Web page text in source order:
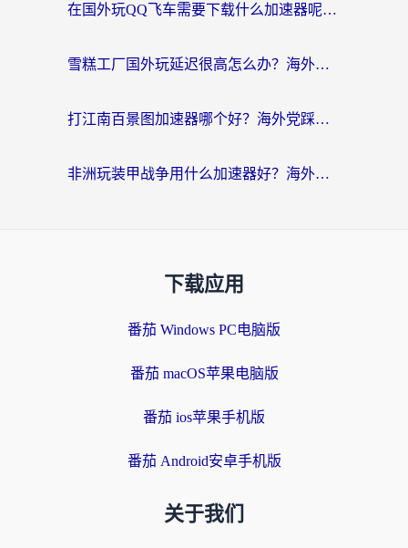
在国外玩QQ飞车需要下载什么加速器呢？海外党亲测有效的国服游戏加速指南
雪糕工厂国外玩延迟很高怎么办？海外玩家国服游戏加速终极攻略（附实测推荐）
打江南百景图加速器哪个好？海外党踩坑N次后，终于找到不卡的秘诀
非洲玩装甲战争用什么加速器好？海外党亲测有效的国服游戏加速方案
下载应用
番茄 Windows PC电脑版
番茄 macOS苹果电脑版
番茄 ios苹果手机版
番茄 Android安卓手机版
关于我们